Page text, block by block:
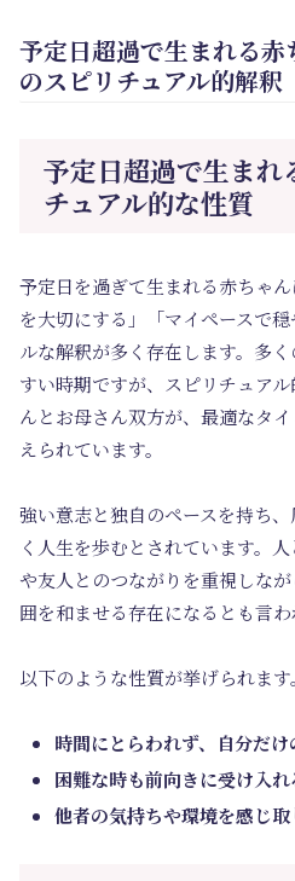
予定日超過で生まれる
のスピリチュアル的解釈
予定日超過で生まれ
チュアル的な性質
予定日を過ぎて生まれる赤ちゃ
を大切にする」「マイペースで
ルな解釈が多く存在します。多
すい時期ですが、スピリチュア
んとお母さん双方が、最適なタ
えられています。
強い意志と独自のペースを持ち
く人生を歩むとされています。
や友人とのつながりを重視しな
囲を和ませる存在になるとも言わ
以下のような性質が挙げられます。
時間にとらわれず、自分だ
困難な時も前向きに受け入れ
他者の気持ちや環境を感じ